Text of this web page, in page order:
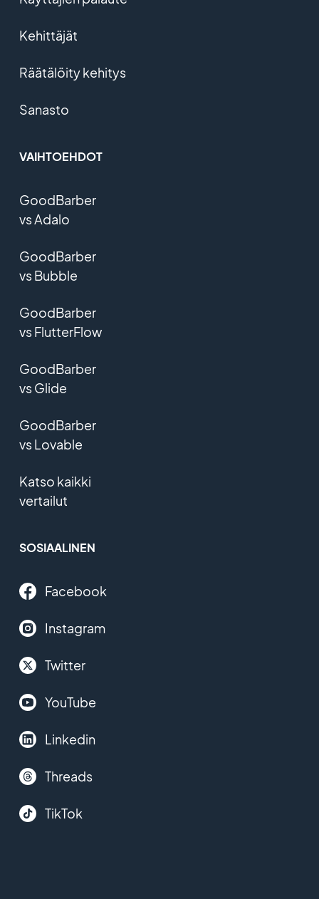
Kehittäjät
Räätälöity kehitys
Sanasto
VAIHTOEHDOT
GoodBarber
vs Adalo
GoodBarber
vs Bubble
GoodBarber
vs FlutterFlow
GoodBarber
vs Glide
GoodBarber
vs Lovable
Katso kaikki
vertailut
SOSIAALINEN
Facebook
Instagram
Twitter
YouTube
Linkedin
Threads
TikTok